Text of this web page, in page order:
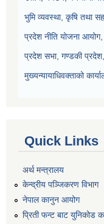
भुमि व्यवस्था, कृषि तथा
प्रदेश नीति योजना
प्रदेश सभा, गण्डकी
मुख्यन्यायाधिवक्ताको
Quick Links
अर्थ मन्त्रालय
केन्द्रीय पञ्जिकरण विभाग
नेपाल कानुन आयोग
प्रिती फन्ट बाट युनिकोड